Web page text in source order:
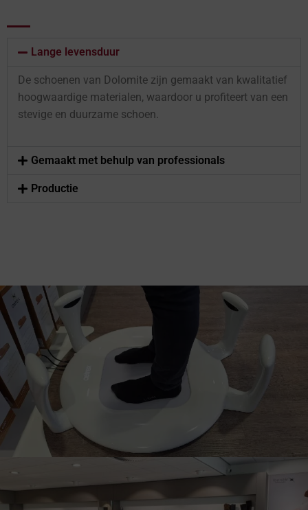
Lange levensduur
De schoenen van Dolomite zijn gemaakt van kwalitatief
hoogwaardige materialen, waardoor u profiteert van een
stevige en duurzame schoen.
Gemaakt met behulp van professionals
Productie